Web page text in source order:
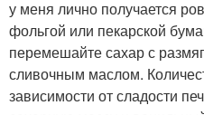
у меня лично получается
фольгой или пекарской
перемешайте сахар с
сливочным маслом.
зависимости от сладости